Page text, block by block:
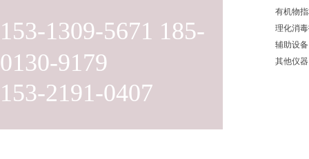
153-1309-5671 185-
0130-9179
153-2191-0407
有机物
理化消
辅助设备
其他仪器